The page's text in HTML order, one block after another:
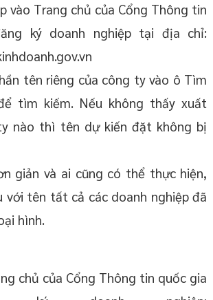
vào Trang chủ của Cổng Thông tin
ký doanh nghiệp tại địa chỉ:
tên riêng của công ty vào ô Tìm
tìm kiếm. Nếu không thấy xuất
nào thì tên dự kiến đặt không bị
giản và ai cũng có thể thực hiện,
với tên tất cả các doanh nghiệp đã
hình.
chủ của Cổng Thông tin quốc gia